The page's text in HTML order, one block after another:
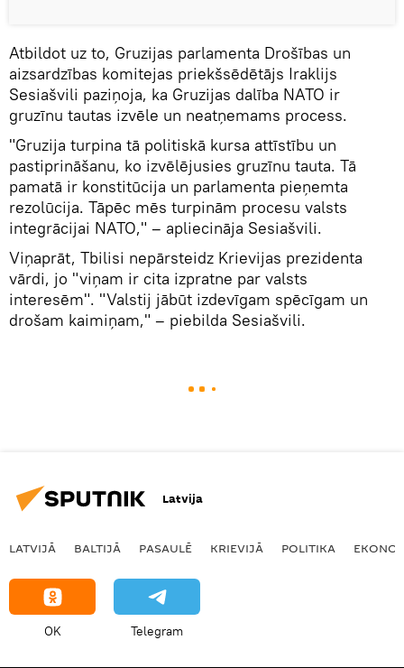
Atbildot uz to, Gruzijas parlamenta Drošības un
aizsardzības komitejas priekšsēdētājs Iraklijs
Sesiašvili paziņoja, ka Gruzijas dalība NATO ir
gruzīnu tautas izvēle un neatņemams process.
"Gruzija turpina tā politiskā kursa attīstību un
pastiprināšanu, ko izvēlējusies gruzīnu tauta. Tā
pamatā ir konstitūcija un parlamenta pieņemta
rezolūcija. Tāpēc mēs turpinām procesu valsts
integrācijai NATO," – apliecināja Sesiašvili.
Viņaprāt, Tbilisi nepārsteidz Krievijas prezidenta
vārdi, jo "viņam ir cita izpratne par valsts
interesēm". "Valstij jābūt izdevīgam spēcīgam un
drošam kaimiņam," – piebilda Sesiašvili.
Latvija
LATVIJĀ BALTIJĀ PASAULĒ KRIEVIJĀ POLITIKA
OK Telegram